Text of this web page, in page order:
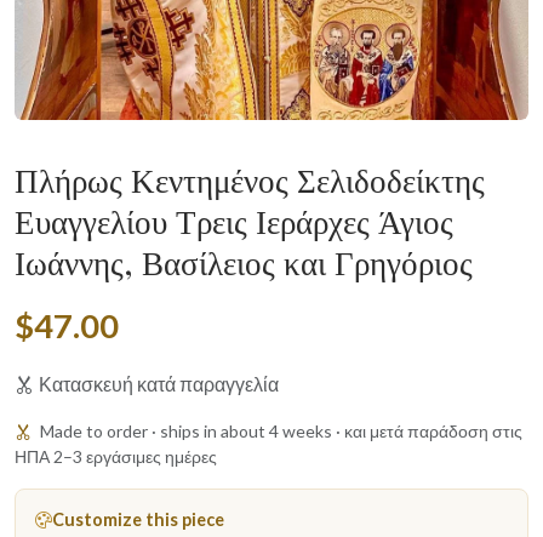
Πλήρως Κεντημένος Σελιδοδείκτης
Ευαγγελίου Τρεις Ιεράρχες Άγιος
Ιωάννης, Βασίλειος και Γρηγόριος
$47.00
Κατασκευή κατά παραγγελία
Made to order · ships in about 4 weeks · και μετά παράδοση στις
ΗΠΑ 2–3 εργάσιμες ημέρες
Customize this piece